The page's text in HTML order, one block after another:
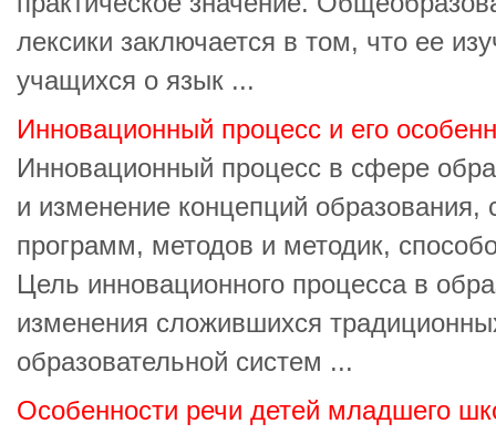
лексики заключается в том, что ее
учащихся о язык ...
Инновационный процесс и его
Инновационный процесс в сфере
и изменение концепций образования,
программ, методов и методик,
Цель инновационного процесса в
изменения сложившихся
образовательной систем ...
Особенности речи детей младшего